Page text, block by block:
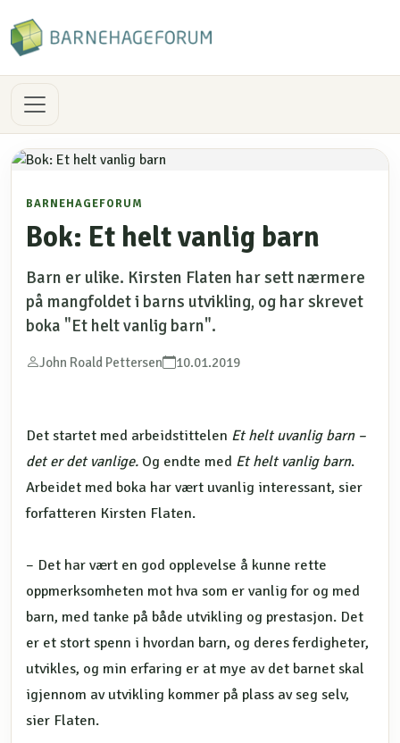
BARNEHAGEFORUM
Bok: Et helt vanlig barn
Barn er ulike. Kirsten Flaten har sett nærmere
på mangfoldet i barns utvikling, og har skrevet
boka "Et helt vanlig barn".
John Roald Pettersen 10.01.2019
Det startet med arbeidstittelen Et helt uvanlig barn –
det er det vanlige. Og endte med Et helt vanlig barn.
Arbeidet med boka har vært uvanlig interessant, sier
forfatteren Kirsten Flaten.
– Det har vært en god opplevelse å kunne rette
oppmerksomheten mot hva som er vanlig for og med
barn, med tanke på både utvikling og prestasjon. Det
er et stort spenn i hvordan barn, og deres ferdigheter,
utvikles, og min erfaring er at mye av det barnet skal
igjennom av utvikling kommer på plass av seg selv,
sier Flaten.